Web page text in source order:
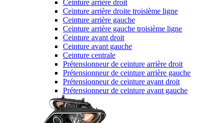
Ceinture arrière droit
Ceinture arrière droite troisième ligne
Ceinture arrière gauche
Ceinture arrière gauche troisième ligne
Ceinture avant droit
Ceinture avant gauche
Ceinture centrale
Prétensionneur de ceinture arrière droit
Prétensionneur de ceinture arrière gauche
Prétensionneur de ceinture avant droit
Prétensionneur de ceinture avant gauche